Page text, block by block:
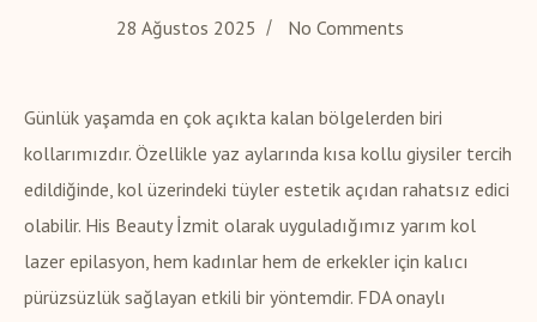
28 Ağustos 2025
No Comments
Günlük yaşamda en çok açıkta kalan bölgelerden biri
kollarımızdır. Özellikle yaz aylarında kısa kollu giysiler tercih
edildiğinde, kol üzerindeki tüyler estetik açıdan rahatsız edici
olabilir. His Beauty İzmit olarak uyguladığımız yarım kol
lazer epilasyon, hem kadınlar hem de erkekler için kalıcı
pürüzsüzlük sağlayan etkili bir yöntemdir. FDA onaylı